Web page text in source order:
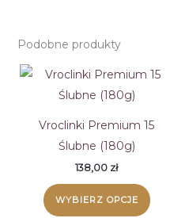
Podobne produkty
Vroclinki Premium 15
Ślubne (180g)
138,00 zł
WYBIERZ OPCJE